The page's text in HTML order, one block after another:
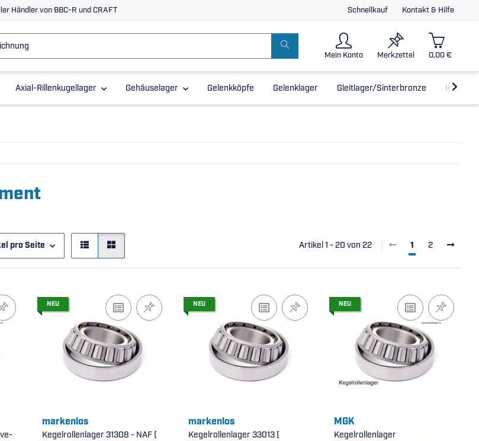
Schnellkauf Kontakt & Hilfe
Händler von BBC-R und CRAFT
Mein Konto Merkzettel 0,00 €
Axial-Rillenkugellager Gehäuselager Gelenkköpfe Gelenklager Gleitlager/Sinterbronze Inline-
pro Seite Artikel 1 - 20 von 22 1 2
NEU
markenlos
Kegelrollenlager 31308 - NAF (
NEU
markenlos
Kegelrollenlager 33013 (
NEU
MGK
Kegelrollenlager